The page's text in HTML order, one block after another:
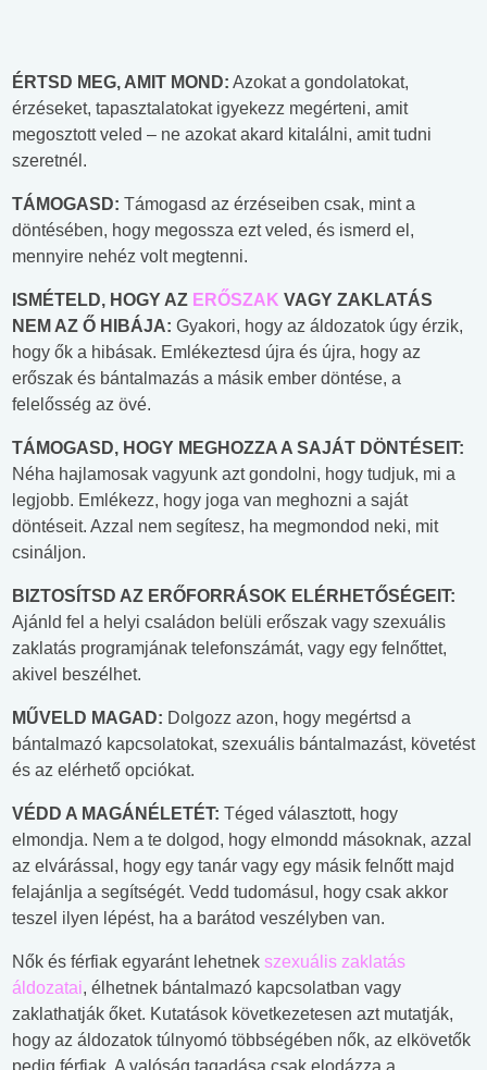
ÉRTSD MEG, AMIT MOND: Azokat a gondolatokat,
érzéseket, tapasztalatokat igyekezz megérteni, amit
megosztott veled – ne azokat akard kitalálni, amit tudni
szeretnél.
TÁMOGASD: Támogasd az érzéseiben csak, mint a
döntésében, hogy megossza ezt veled, és ismerd el,
mennyire nehéz volt megtenni.
ISMÉTELD, HOGY AZ ERŐSZAK VAGY ZAKLATÁS
NEM AZ Ő HIBÁJA: Gyakori, hogy az áldozatok úgy érzik,
hogy ők a hibásak. Emlékeztesd újra és újra, hogy az
erőszak és bántalmazás a másik ember döntése, a
felelősség az övé.
TÁMOGASD, HOGY MEGHOZZA A SAJÁT DÖNTÉSEIT:
Néha hajlamosak vagyunk azt gondolni, hogy tudjuk, mi a
legjobb. Emlékezz, hogy joga van meghozni a saját
döntéseit. Azzal nem segítesz, ha megmondod neki, mit
csináljon.
BIZTOSÍTSD AZ ERŐFORRÁSOK ELÉRHETŐSÉGEIT:
Ajánld fel a helyi családon belüli erőszak vagy szexuális
zaklatás programjának telefonszámát, vagy egy felnőttet,
akivel beszélhet.
MŰVELD MAGAD: Dolgozz azon, hogy megértsd a
bántalmazó kapcsolatokat, szexuális bántalmazást, követést
és az elérhető opciókat.
VÉDD A MAGÁNÉLETÉT: Téged választott, hogy
elmondja. Nem a te dolgod, hogy elmondd másoknak, azzal
az elvárással, hogy egy tanár vagy egy másik felnőtt majd
felajánlja a segítségét. Vedd tudomásul, hogy csak akkor
teszel ilyen lépést, ha a barátod veszélyben van.
Nők és férfiak egyaránt lehetnek szexuális zaklatás
áldozatai, élhetnek bántalmazó kapcsolatban vagy
zaklathatják őket. Kutatások következetesen azt mutatják,
hogy az áldozatok túlnyomó többségében nők, az elkövetők